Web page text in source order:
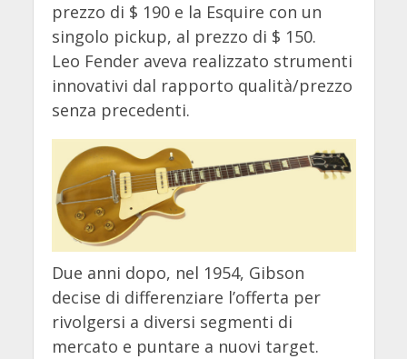
prezzo di $ 190 e la Esquire con un
singolo pickup, al prezzo di $ 150.
Leo Fender aveva realizzato strumenti
innovativi dal rapporto qualità/prezzo
senza precedenti.
Due anni dopo, nel 1954, Gibson
decise di differenziare l’offerta per
rivolgersi a diversi segmenti di
mercato e puntare a nuovi target.